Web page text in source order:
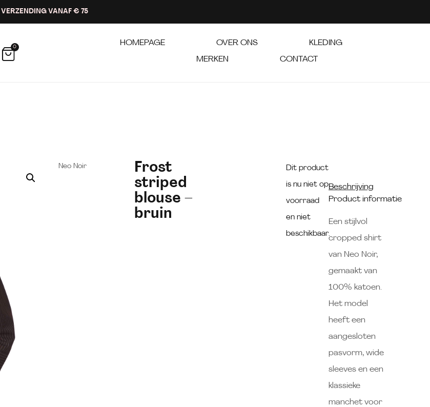
VANAF € 75
0 HOMEPAGE OVER ONS
KLEDING
MERKEN
CONTACT
Neo Noir
Frost
striped
blouse –
bruin
Dit product
is nu niet op
voorraad
en niet
beschikbaar.
Beschrijving
Product informatie
Een stijlvol
cropped shirt
van Neo Noir,
gemaakt van
100% katoen.
Het model
heeft een
aangesloten
pasvorm, wide
sleeves en een
klassieke
manchet voor